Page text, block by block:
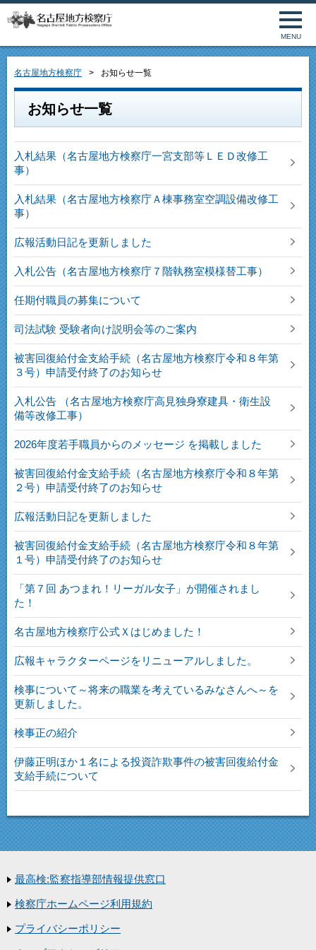
MENU
名古屋地方検察庁 お知らせ一覧
お知らせ一覧
入札結果（名古屋地方検察庁一宮支部等ＬＥＤ改修工
事）
入札結果（名古屋地方検察庁Ａ棟事務室空調設備改修工
事）
広報活動日記を更新しました
入札公告（名古屋地方検察庁７階執務室模様替工事）
任期付職員の募集について
司法試験 受験者向け説明会等のご案内
被害回復給付金支給手続（名古屋地方検察庁令和８年第
３号）申請受付終了のお知らせ
入札公告 （名古屋地方検察庁高見独身寮建具・衛生設
備等改修工事）
2026年度若手職員からのメッセージ を掲載しました
被害回復給付金支給手続（名古屋地方検察庁令和８年第
２号）申請受付終了のお知らせ
広報活動日記を更新しました
被害回復給付金支給手続（名古屋地方検察庁令和８年第
１号）申請受付終了のお知らせ
「第７回 あつまれ！リーガル女子」が開催されまし
た！
名古屋地方検察庁公式Ｘはじめました！
広報キャラクターページをリニューアルしました。
検事について～将来の職業を考えているみなさんへ～を
更新しました。
検事正の紹介
伊藤正明ほか１名による投資詐欺事件の被害回復給付金
支給手続について
最高検:監察指導部情報提供窓口
検察庁ホームページ利用規約
プライバシーポリシー